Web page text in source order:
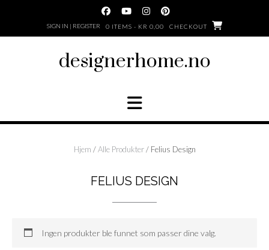
SIGN IN | REGISTER 0 ITEMS - KR 0,00 CHECKOUT
designerhome.no
Hjem /Alle Produkter/ Felius Design
FELIUS DESIGN
Ingen produkter ble funnet som passer dine valg.